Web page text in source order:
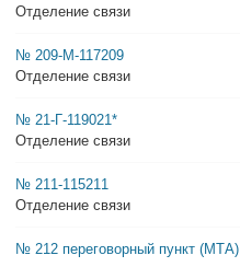
Отделение связи
№ 209-М-117209
Отделение связи
№ 21-Г-119021*
Отделение связи
№ 211-115211
Отделение связи
№ 212 переговорный пункт (МТА)